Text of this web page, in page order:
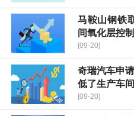
马鞍山钢铁
间氧化层控
[09-20]
奇瑞汽车申
低了生产车
[09-20]